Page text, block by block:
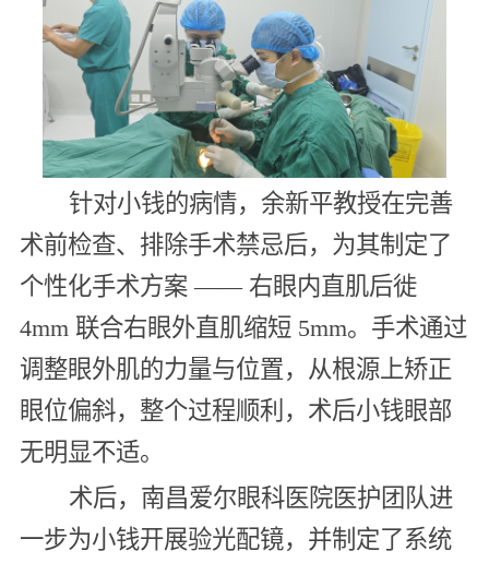
针对小钱的病情，余新平教授在完善
术前检查、排除手术禁忌后，为其制定了
个性化手术方案 —— 右眼内直肌后徙
4mm 联合右眼外直肌缩短 5mm。手术通过
调整眼外肌的力量与位置，从根源上矫正
眼位偏斜，整个过程顺利，术后小钱眼部
无明显不适。
术后，南昌爱尔眼科医院医护团队进
一步为小钱开展验光配镜，并制定了系统